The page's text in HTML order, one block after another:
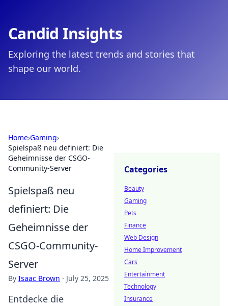
Candid Insights
Exploring the latest trends and stories that
shape our world.
Home›Gaming›
Spielspaß neu definiert: Die
Geheimnisse der CSGO-
Community-Server
Spielspaß neu
definiert: Die
Geheimnisse der
CSGO-Community-
Server
By Isaac Brown · July 25, 2025
Entdecke die
Categories
Beauty
Gaming
Pets
Finance
Web Design
Home Improvement
Cars
Entertainment
Technology
Insurance